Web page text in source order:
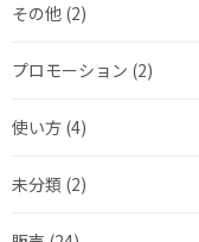
その他 (2)
プロモーション (2)
使い方 (4)
未分類 (2)